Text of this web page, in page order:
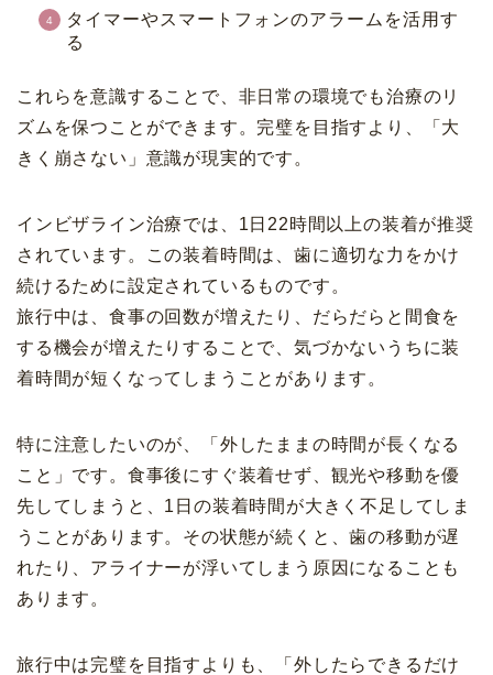
タイマーやスマートフォンのアラームを活用す
る
これらを意識することで、非日常の環境でも治療のリ
ズムを保つことができます。完璧を目指すより、「大
きく崩さない」意識が現実的です。
インビザライン治療では、1日22時間以上の装着が推奨
されています。この装着時間は、歯に適切な力をかけ
続けるために設定されているものです。
旅行中は、食事の回数が増えたり、だらだらと間食を
する機会が増えたりすることで、気づかないうちに装
着時間が短くなってしまうことがあります。
特に注意したいのが、「外したままの時間が長くなる
こと」です。食事後にすぐ装着せず、観光や移動を優
先してしまうと、1日の装着時間が大きく不足してしま
うことがあります。その状態が続くと、歯の移動が遅
れたり、アライナーが浮いてしまう原因になることも
あります。
旅行中は完璧を目指すよりも、「外したらできるだけ